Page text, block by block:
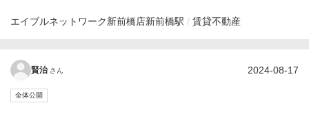
エイブルネットワーク新前橋店新前橋駅 賃貸不動産
賢治 さん 2024-08-17
全体公開